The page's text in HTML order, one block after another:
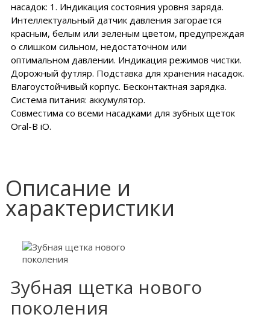
насадок: 1. Индикация состояния уровня заряда.
Интеллектуальный датчик давления загорается
красным, белым или зеленым цветом, предупреждая
о слишком сильном, недостаточном или
оптимальном давлении. Индикация режимов чистки.
Дорожный футляр. Подставка для хранения насадок.
Влагоустойчивый корпус. Бесконтактная зарядка.
Система питания: аккумулятор.
Совместима со всеми насадками для зубных щеток
Oral-B iO.
Описание и
характеристики
Зубная щетка нового
поколения